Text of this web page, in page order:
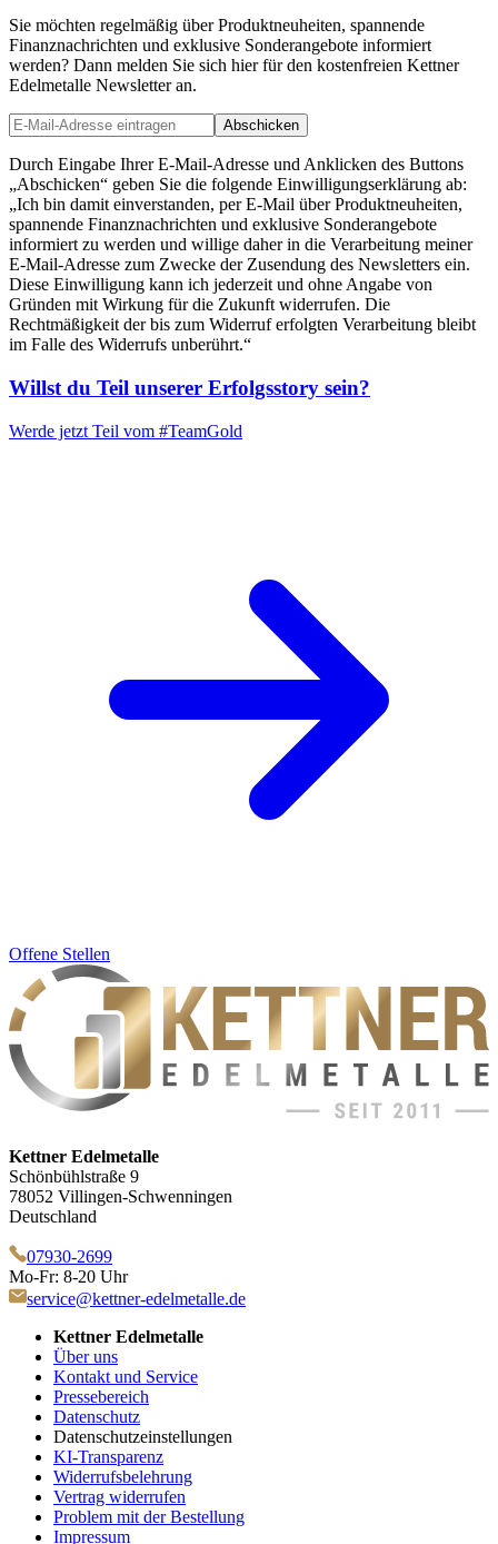
Sie möchten regelmäßig über Produktneuheiten, spannende
Finanznachrichten und exklusive Sonderangebote informiert
werden? Dann melden Sie sich hier für den kostenfreien Kettner
Edelmetalle Newsletter an.
Abschicken
Durch Eingabe Ihrer E-Mail-Adresse und Anklicken des Buttons
„Abschicken“ geben Sie die folgende Einwilligungserklärung ab:
„Ich bin damit einverstanden, per E-Mail über Produktneuheiten,
spannende Finanznachrichten und exklusive Sonderangebote
informiert zu werden und willige daher in die Verarbeitung meiner
E-Mail-Adresse zum Zwecke der Zusendung des Newsletters ein.
Diese Einwilligung kann ich jederzeit und ohne Angabe von
Gründen mit Wirkung für die Zukunft widerrufen. Die
Rechtmäßigkeit der bis zum Widerruf erfolgten Verarbeitung bleibt
im Falle des Widerrufs unberührt.“
Willst du Teil unserer Erfolgsstory sein?
Werde jetzt Teil vom #TeamGold
Offene Stellen
Kettner Edelmetalle
Schönbühlstraße 9
78052 Villingen-Schwenningen
Deutschland
07930-2699
Mo-Fr: 8-20 Uhr
service@kettner-edelmetalle.de
Kettner Edelmetalle
Über uns
Kontakt und Service
Pressebereich
Datenschutz
Datenschutzeinstellungen
KI-Transparenz
Widerrufsbelehrung
Vertrag widerrufen
Problem mit der Bestellung
Impressum